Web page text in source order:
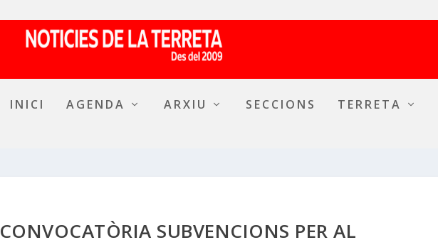
INICI AGENDA ARXIU SECCIONS TERRETA
CONVOCATÒRIA SUBVENCIONS PER AL